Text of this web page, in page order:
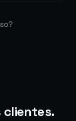
clientes.